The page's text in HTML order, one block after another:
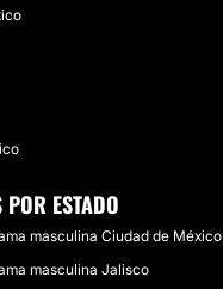
POR ESTADO
masculina Ciudad de México
masculina Jalisco